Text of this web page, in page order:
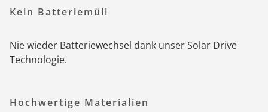
Kein Batteriemüll
Nie wieder Batteriewechsel dank unser Solar Drive
Technologie.
Hochwertige Materialien